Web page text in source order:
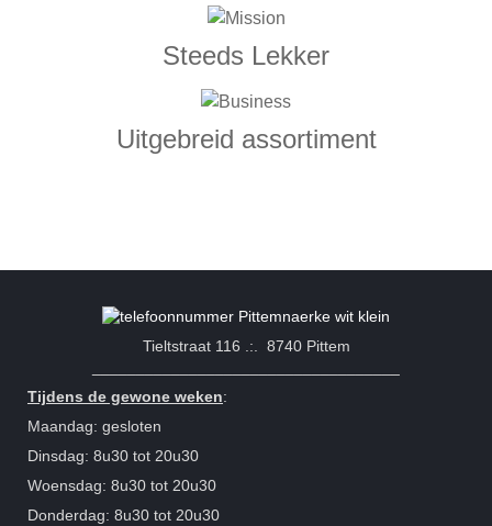
Steeds Lekker
Uitgebreid assortiment
Tieltstraat 116 .:. 8740 Pittem
Tijdens de gewone weken:
Maandag: gesloten
Dinsdag: 8u30 tot 20u30
Woensdag: 8u30 tot 20u30
Donderdag: 8u30 tot 20u30